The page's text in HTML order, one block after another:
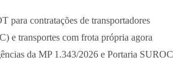
para contratações de transportadores
e transportes com frota própria agora
da MP 1.343/2026 e Portaria SUROC